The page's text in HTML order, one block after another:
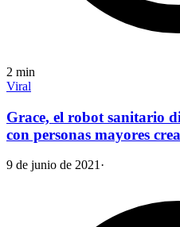
2 min
Viral
Grace, el robot sanitario
con personas mayores
9 de junio de 2021·